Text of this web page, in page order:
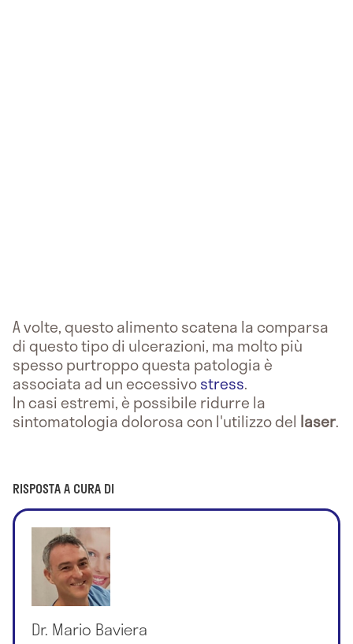
A volte, questo alimento scatena la comparsa
di questo tipo di ulcerazioni, ma molto più
spesso purtroppo questa patologia è
associata ad un eccessivostress.
In casi estremi, è possibile ridurre la
sintomatologia dolorosa con l'utilizzo del laser.
RISPOSTA A CURA DI
Dr. Mario Baviera